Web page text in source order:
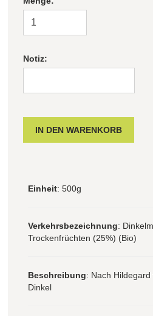
Notiz:
Einheit: 500g
Verkehrsbezeichnung:
Trockenfrüchten (25%) (Bio)
Beschreibung: Nach
Dinkel